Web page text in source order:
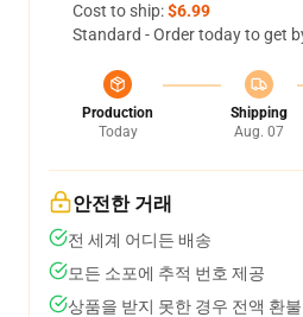
Cost to ship:$6.99
Standard - Order today to get
Production
Today
Shipping
Aug. 07
안전한 거래
전 세계 어디든 배송
모든 소포에 추적 번호 제공
상품을 받지 못한 경우 전액 환불